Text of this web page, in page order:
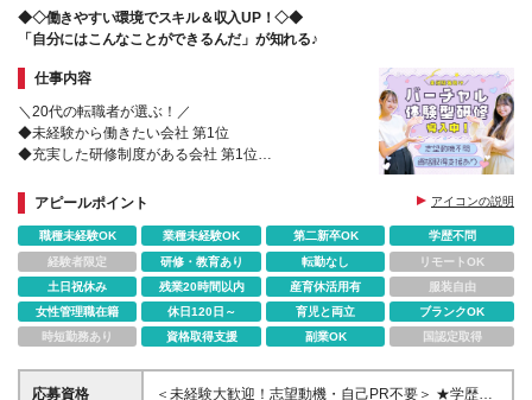
◆◇働きやすい環境でスキル＆収入UP！◇◆
「自分にはこんなことができるんだ」が知れる♪
仕事内容
＼20代の転職者が選ぶ！／
◆未経験から働きたい会社 第1位
◆充実した研修制度がある会社 第1位
◆ホワイト企業認定取得
アピールポイント アイコンの説明
職種未経験OK 業種未経験OK 第二新卒OK
学歴不問
経験者限定
研修・教育あり 転勤なし
リモートOK
土日祝休み
残業20時間以内 産育休活用有
服装自由
女性管理職在籍
休日120日～ 育児と両立
ブランクOK
時短勤務あり
資格取得支援 副業OK 国認定取得
応募資格
＜未経験大歓迎！志望動機・自己PR不要＞ ★学歴・